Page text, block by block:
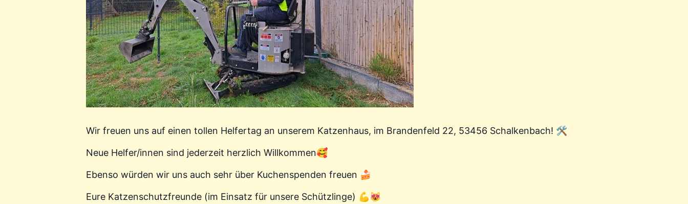
Wir freuen uns auf einen tollen Helfertag an unserem Katzenhaus, im Brandenfeld 22, 53456 Schalkenbach! 🛠️
Neue Helfer/innen sind jederzeit herzlich Willkommen🥰
Ebenso würden wir uns auch sehr über Kuchenspenden freuen 🍰
Eure Katzenschutzfreunde (im Einsatz für unsere Schützlinge) 💪😻